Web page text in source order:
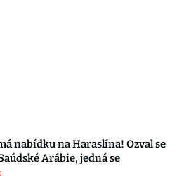
nabídku na Haraslína! Ozval se
Arábie, jedná se